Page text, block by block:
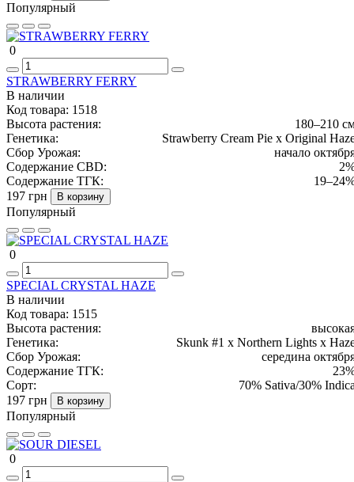
Популярный
0
STRAWBERRY FERRY
В наличии
Код товара: 1518
Высота растения:
180–210
Генетика:
Strawberry Cream Pie x Original
Сбор Урожая:
начало
Содержание CBD:
Содержание ТГК:
197 грн
В корзину
Популярный
0
SPECIAL CRYSTAL HAZE
В наличии
Код товара: 1515
Высота растения:
Генетика:
Skunk #1 x Northern Lights x
Сбор Урожая:
середина
Содержание ТГК:
Сорт:
70% Sativa/30%
197 грн
В корзину
Популярный
0